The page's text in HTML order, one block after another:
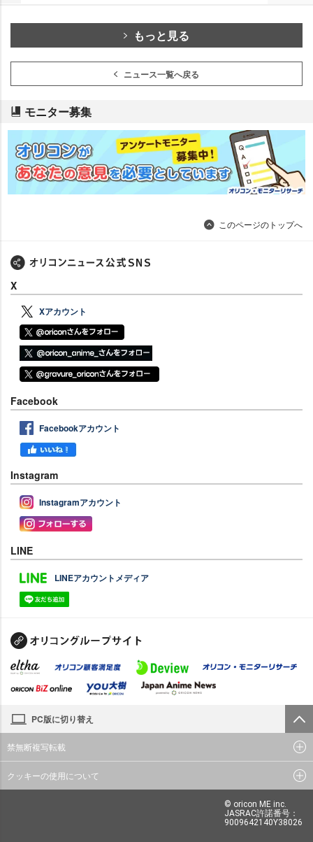
もっと見る
ニュース一覧へ戻る
モニター募集
このページのトップへ
X
Xアカウント
Facebook
Facebookアカウント
Instagram
Instagramアカウント
LINE
LINEアカウントメディア
PC版に切り替え
禁無断複写転載
クッキーの使用について
© oricon ME inc.
JASRAC許諾番号：
9009642140Y38026